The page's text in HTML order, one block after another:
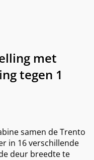
met
tegen 1
samen de Trento
in 16 verschillende
deur breedte te